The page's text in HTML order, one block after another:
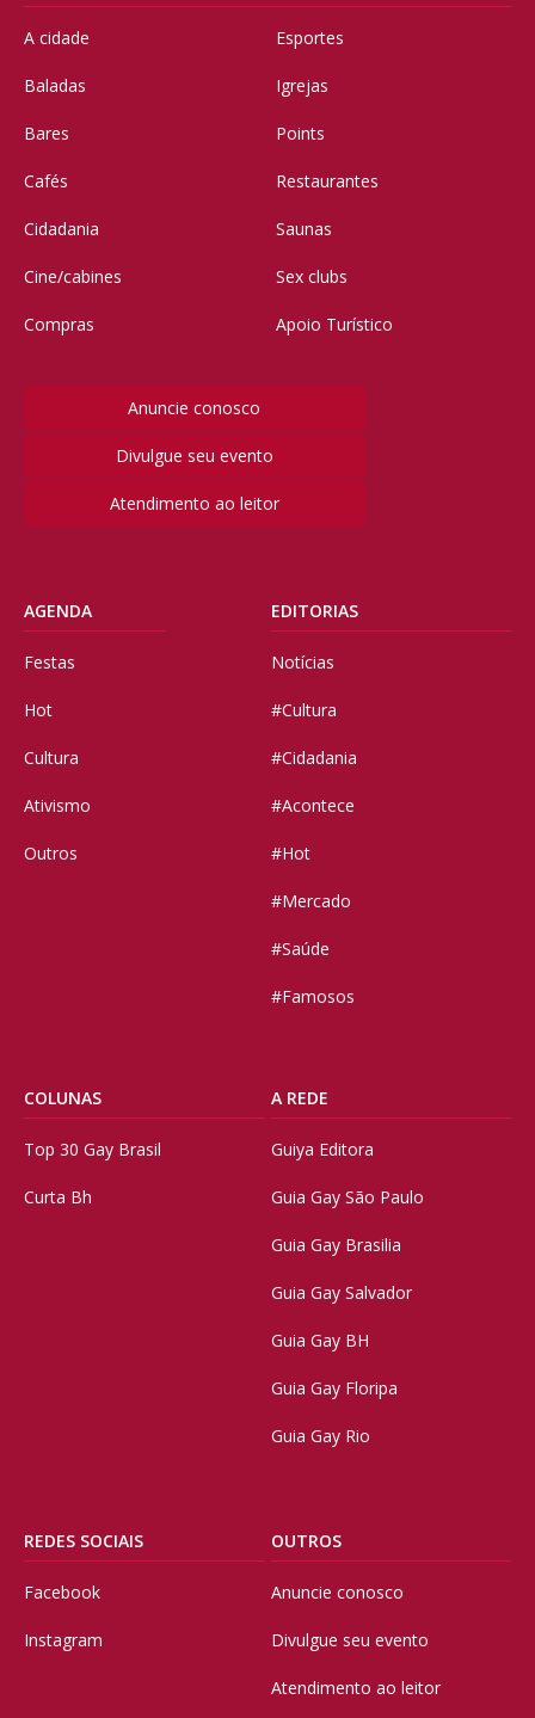
A cidade
Baladas
Bares
Cafés
Cidadania
Cine/cabines
Compras
Esportes
Igrejas
Points
Restaurantes
Saunas
Sex clubs
Apoio Turístico
Anuncie conosco
Divulgue seu evento
Atendimento ao leitor
AGENDA
Festas
Hot
Cultura
Ativismo
Outros
EDITORIAS
Notícias
#Cultura
#Cidadania
#Acontece
#Hot
#Mercado
#Saúde
#Famosos
COLUNAS
Top 30 Gay Brasil
Curta Bh
A REDE
Guiya Editora
Guia Gay São Paulo
Guia Gay Brasilia
Guia Gay Salvador
Guia Gay BH
Guia Gay Floripa
Guia Gay Rio
REDES SOCIAIS
Facebook
Instagram
OUTROS
Anuncie conosco
Divulgue seu evento
Atendimento ao leitor